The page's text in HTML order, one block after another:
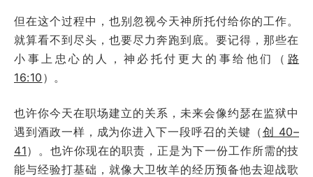
但在这个过程中，也别忽视今天神所托付给你的工作。
就算看不到尽头，也要尽力奔跑到底。要记得，那些在
小事上忠心的人，神必托付更大的事给他们（ 路
16:10 ）。
也许你今天在职场建立的关系，未来会像约瑟在监狱中
遇到酒政一样，成为你进入下一段呼召的关键（创 40–
41）。也许你现在的职责，正是为下一份工作所需的技
能与经验打基础，就像大卫牧羊的经历预备他去迎战歌